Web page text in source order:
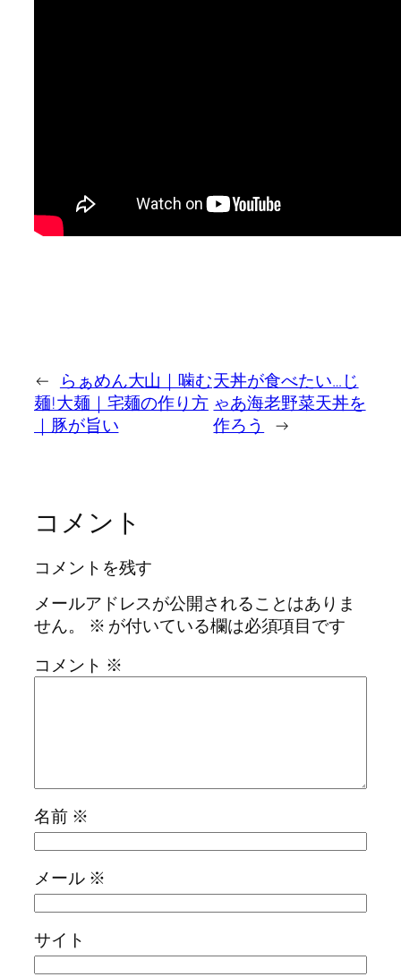
←
らぁめん大山｜噛む
麺!大麺｜宅麺の作り方
｜豚が旨い
天丼が食べたい…じ
ゃあ海老野菜天丼を
作ろう
→
コメント
コメントを残す
メールアドレスが公開されることはありま
せん。
※ が付いている欄は必須項目です
コメント ※
名前 ※
メール ※
サイト